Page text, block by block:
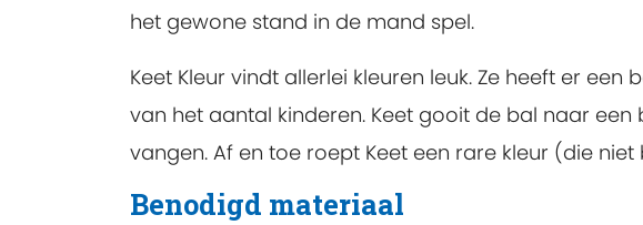
het gewone stand in de mand spel.
Keet Kleur vindt allerlei kleuren leuk. Ze heeft er
van het aantal kinderen. Keet gooit de bal naar
vangen. Af en toe roept Keet een rare kleur (die
Benodigd materiaal